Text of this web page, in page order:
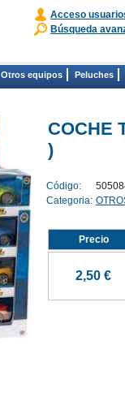
Acceso
Búsqueda
Otros equipos Peluches
COCHE
)
Código:
Categoria:
Precio
2,50 €